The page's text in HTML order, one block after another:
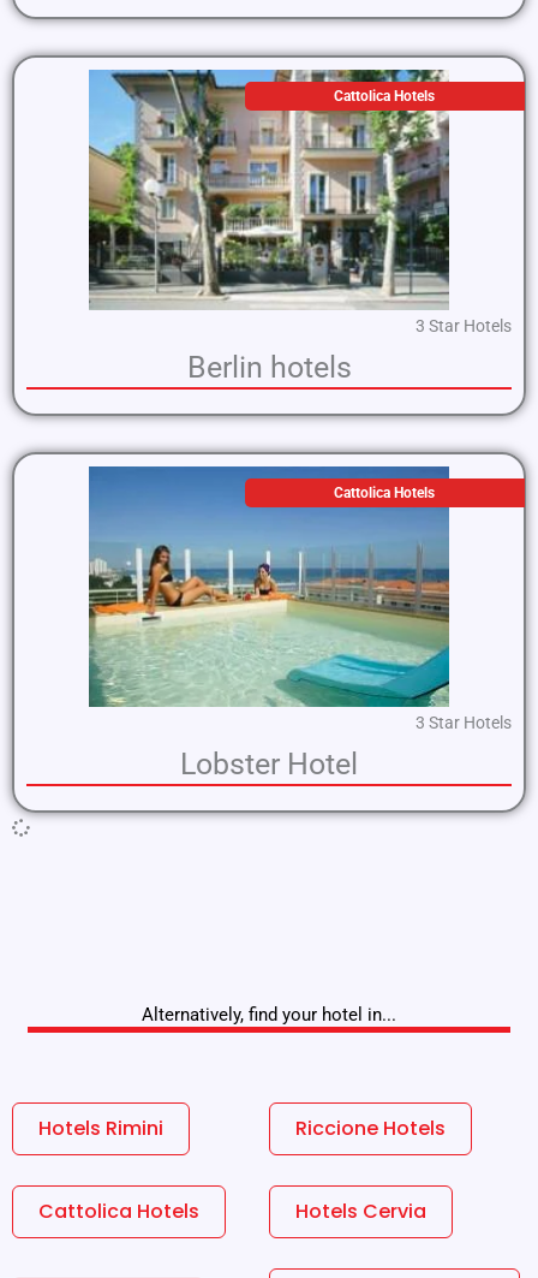
Cattolica Hotels
3 Star Hotels
Berlin hotels
Cattolica Hotels
3 Star Hotels
Lobster Hotel
Alternatively, find your hotel in...
Hotels Rimini Riccione Hotels
Cattolica Hotels Hotels Cervia